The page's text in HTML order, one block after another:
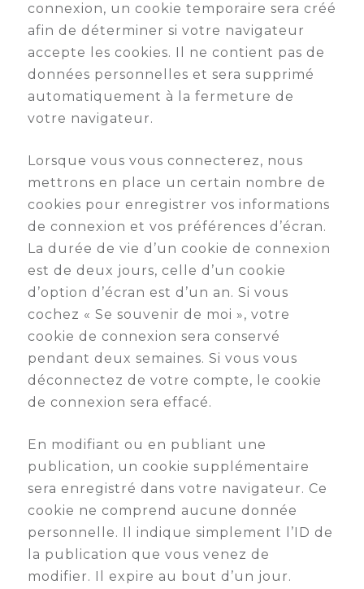
connexion, un cookie temporaire sera créé
afin de déterminer si votre navigateur
accepte les cookies. Il ne contient pas de
données personnelles et sera supprimé
automatiquement à la fermeture de
votre navigateur.
Lorsque vous vous connecterez, nous
mettrons en place un certain nombre de
cookies pour enregistrer vos informations
de connexion et vos préférences d’écran.
La durée de vie d’un cookie de connexion
est de deux jours, celle d’un cookie
d’option d’écran est d’un an. Si vous
cochez « Se souvenir de moi », votre
cookie de connexion sera conservé
pendant deux semaines. Si vous vous
déconnectez de votre compte, le cookie
de connexion sera effacé.
En modifiant ou en publiant une
publication, un cookie supplémentaire
sera enregistré dans votre navigateur. Ce
cookie ne comprend aucune donnée
personnelle. Il indique simplement l’ID de
la publication que vous venez de
modifier. Il expire au bout d’un jour.